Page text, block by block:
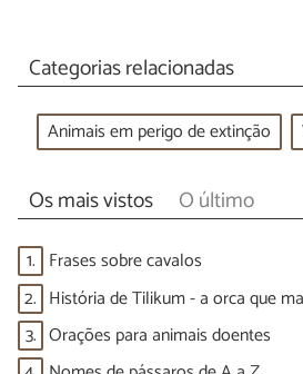
Categorias relacionadas
Animais em perigo de extinção
Os mais vistos O último
1. Frases sobre cavalos
2. História de Tilikum - a orca que
3. Orações para animais doentes